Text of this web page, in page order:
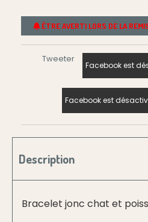
ÊTRE AVERTI LORS DE LA
Tweeter
Facebook est
Facebook est
Description
Bracelet jonc chat et